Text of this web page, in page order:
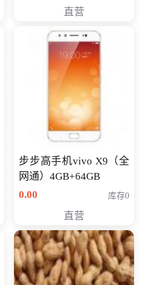
NV930-2G独
直营
步步高手机vivo X9（全
网通）4GB+64GB
0.00
库存0
直营